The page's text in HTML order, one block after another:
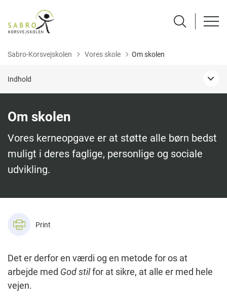
Sabro-Korsvejskolen Tilbage til
Vores skole Om skolen
Indhold
Om skolen
Vores kerneopgave er at støtte alle børn bedst
muligt i deres faglige, personlige og sociale
udvikling.
Print
Det er derfor en værdi og en metode for os at
arbejde med God stilfor at sikre, at alle er med hele
vejen.